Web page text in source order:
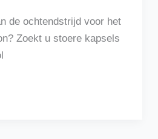
de ochtendstrijd voor het
Zoekt u stoere kapsels